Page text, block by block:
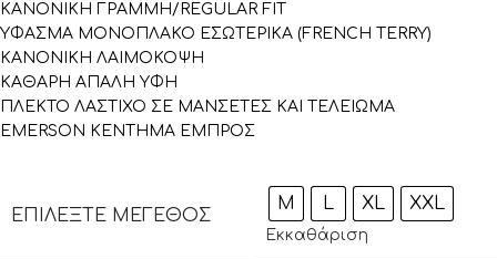
ΚΑΝΟΝΙΚΗ ΓΡΑΜΜΗ/REGULAR FIT
ΥΦΑΣΜΑ ΜΟΝΟΠΛΑΚΟ ΕΣΩΤΕΡΙΚΑ (FRENCH TERRY)
ΚΑΝΟΝΙΚΗ ΛΑΙΜΟΚΟΨΗ
ΚΑΘΑΡΗ ΑΠΑΛΗ ΥΦΗ
ΠΛΕΚΤΟ ΛΑΣΤΙΧΟ ΣΕ ΜΑΝΣΕΤΕΣ ΚΑΙ ΤΕΛΕΙΩΜΑ
EMERSON ΚΕΝΤΗΜΑ ΕΜΠΡΟΣ
ΕΠΙΛΈΞΤΕ ΜΈΓΕΘΟΣ
M L XL XXL
Εκκαθάριση